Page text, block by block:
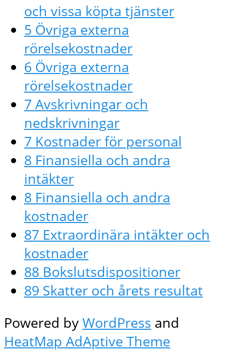
och vissa köpta tjänster
5 Övriga externa
rörelsekostnader
6 Övriga externa
rörelsekostnader
7 Avskrivningar och
nedskrivningar
7 Kostnader för personal
8 Finansiella och andra
intäkter
8 Finansiella och andra
kostnader
87 Extraordinära intäkter och
kostnader
88 Bokslutsdispositioner
89 Skatter och årets resultat
Powered byWordPress and
HeatMap AdAptive Theme